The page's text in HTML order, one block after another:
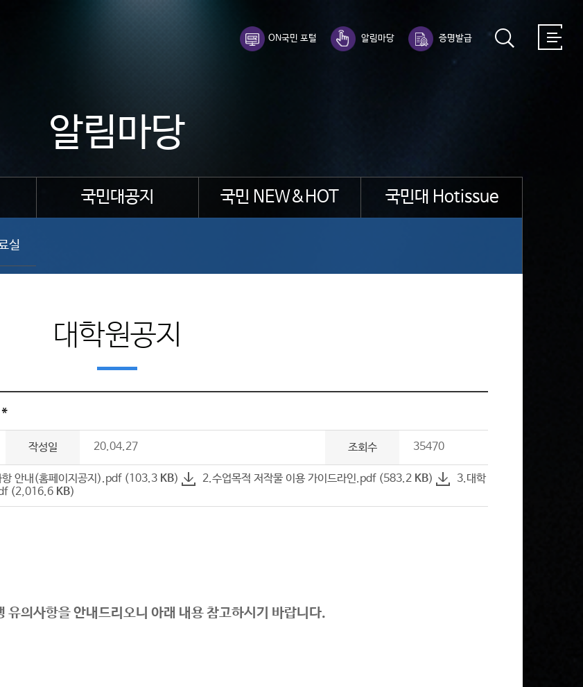
ON국민 포털 알림마당 증명발급
알림마당
실
국민대공지 국민 NEW&HOT 국민대 Hotissue
대학원공지
작성일 20.04.27 조회수 35470
항 안내(홈페이지공지).pdf (103.3 KB) 2.수업목적 저작물 이용 가이드라인.pdf (583.2 KB)
3.대학
(2,016.6 KB)
유의사항을 안내드리오니 아래 내용 참고하시기 바랍니다.